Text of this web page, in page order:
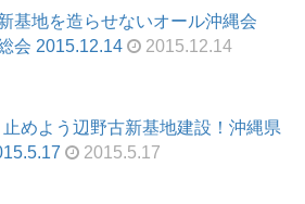
基地を造らせないオール沖縄会
会 2015.12.14
2015.12.14
めよう辺野古新基地建設！沖縄県
2015.5.17